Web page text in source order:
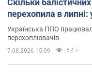
перехопила в
Українська ППО
перехоплювачів
7.08.2026 15:09 5,4 т.